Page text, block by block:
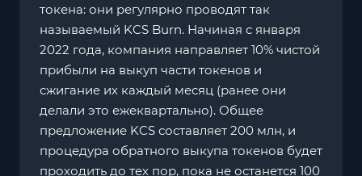
токена: они регулярно проводят так
называемый KCS Burn. Начиная с января
2022 года, компания направляет 10% чистой
прибыли на выкуп части токенов и
сжигание их каждый месяц (ранее они
делали это ежеквартально). Общее
предложение KCS составляет 200 млн, и
процедура обратного выкупа токенов будет
проходить до тех пор, пока не останется 100